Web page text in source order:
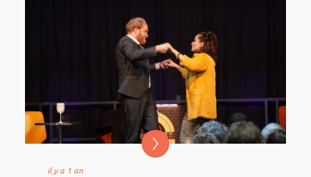
il y a 1 an